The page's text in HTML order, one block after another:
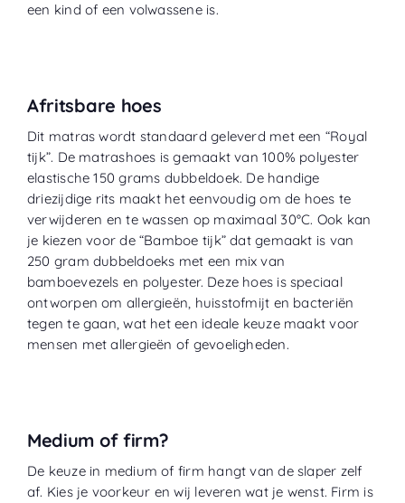
een kind of een volwassene is.
Afritsbare hoes
Dit matras wordt standaard geleverd met een “Royal
tijk”. De matrashoes is gemaakt van 100% polyester
elastische 150 grams dubbeldoek. De handige
driezijdige rits maakt het eenvoudig om de hoes te
verwijderen en te wassen op maximaal 30°C. Ook kan
je kiezen voor de “Bamboe tijk” dat gemaakt is van
250 gram dubbeldoeks met een mix van
bamboevezels en polyester. Deze hoes is speciaal
ontworpen om allergieën, huisstofmijt en bacteriën
tegen te gaan, wat het een ideale keuze maakt voor
mensen met allergieën of gevoeligheden.
Medium of firm?
De keuze in medium of firm hangt van de slaper zelf
af. Kies je voorkeur en wij leveren wat je wenst. Firm is